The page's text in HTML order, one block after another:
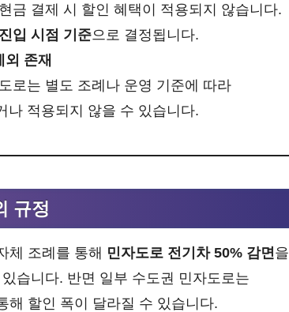
금 결제 시 할인 혜택이 적용되지 않습니다.
입 시점 기준으로 결정됩니다.
외 존재
로는 별도 조례나 운영 기준에 따라
나 적용되지 않을 수 있습니다.
규정
체 조례를 통해 민자도로 전기차 50% 감면 을
습니다. 반면 일부 수도권 민자도로는
해 할인 폭이 달라질 수 있습니다.